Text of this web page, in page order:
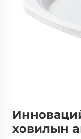
ховилын